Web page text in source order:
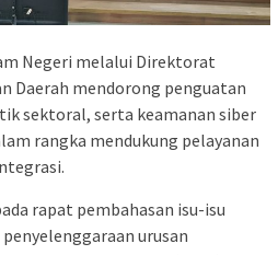
Negeri melalui Direktorat
Daerah mendorong penguatan
sektoral, serta keamanan siber
rangka mendukung pelayanan
rapat pembahasan isu-isu
urusan